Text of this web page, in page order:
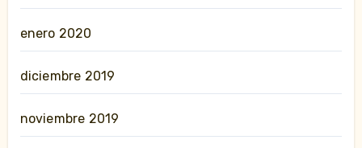
enero 2020
diciembre 2019
noviembre 2019